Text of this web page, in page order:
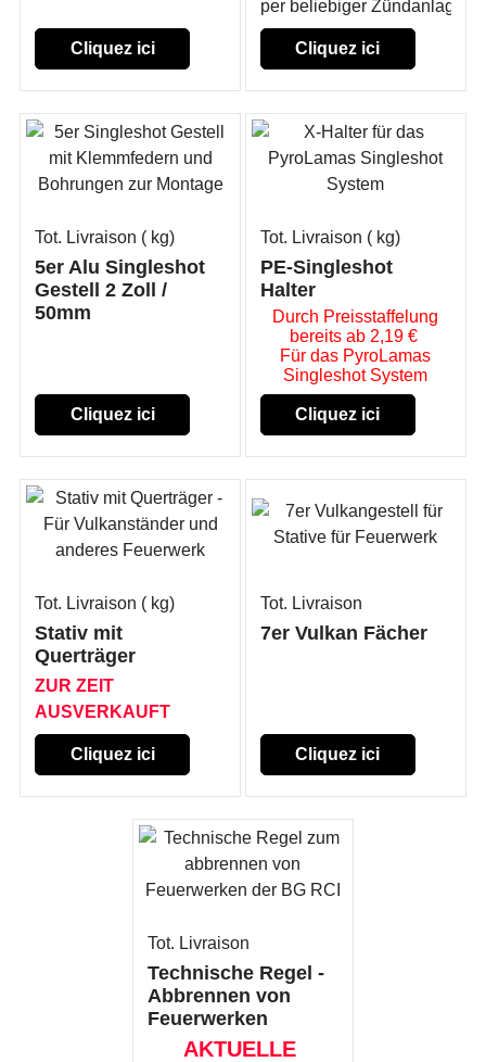
Cliquez ici
per beliebiger Zündanlage
Cliquez ici
Tot. Livraison kg
5er Alu Singleshot
Gestell 2 Zoll /
50mm
Cliquez ici
Tot. Livraison kg
PE-Singleshot
Halter
Durch Preisstaffelung
bereits ab 2,19 €
Für das PyroLamas
Singleshot System
Cliquez ici
Tot. Livraison kg
Stativ mit
Querträger
ZUR ZEIT
AUSVERKAUFT
Cliquez ici
Tot. Livraison
7er Vulkan Fächer
Cliquez ici
Tot. Livraison
Technische Regel -
Abbrennen von
Feuerwerken
AKTUELLE